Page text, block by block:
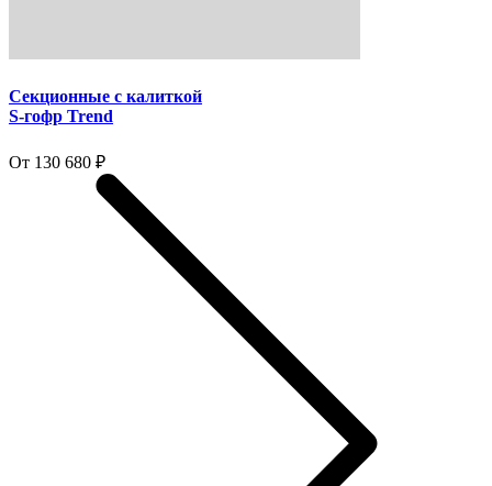
Секционные с калиткой
S-гофр Trend
От 130 680 ₽